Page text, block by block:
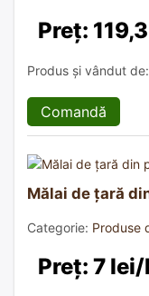
Preț:
Produs și vândut de:
Comandă
Mălai de țară
Categorie: Produse
Preț: 7